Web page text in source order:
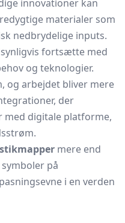
innovationer kan
materialer som
nedbrydelige inputs.
fortsætte med
og teknologier.
og arbejdet bliver mere
der
digitale platforme,
mere end
på
i en verden